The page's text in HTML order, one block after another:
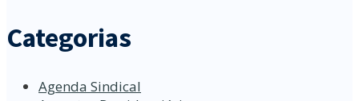
Categorias
Agenda Sindical